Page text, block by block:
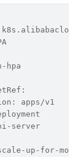
hpa
apps/v1
server
up-for-